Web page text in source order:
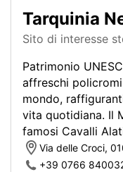
Tarquinia
Sito di interesse
Patrimonio
affreschi
mondo,
vita quotidiana. Il
famosi Cavalli
Via delle Croci,
+39 0766